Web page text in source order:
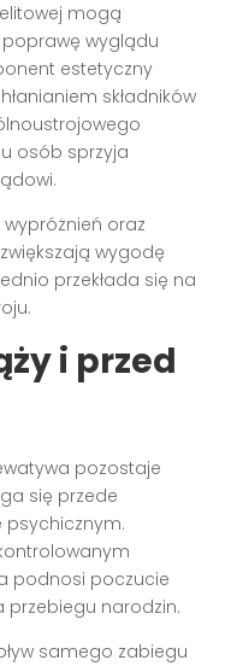
mogą
wyglądu
estetyczny
składników
osób sprzyja
oraz
wygodę
przekłada się na
i przed
pozostaje
się przede
psychicznym.
podnosi poczucie
przebiegu narodzin.
samego zabiegu